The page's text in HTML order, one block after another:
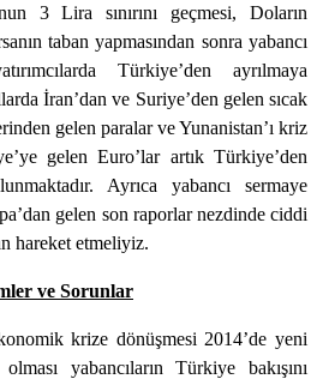
3 Lira sınırını geçmesi, Doların
taban yapmasından sonra yabancı
Türkiye’den ayrılmaya
İran’dan ve Suriye’den gelen sıcak
gelen paralar ve Yunanistan’ı kriz
gelen Euro’lar artık Türkiye’den
Ayrıca yabancı sermaye
gelen son raporlar nezdinde ciddi
hareket etmeliyiz.
ve Sorunlar
krize dönüşmesi 2014’de yeni
yabancıların Türkiye bakışını